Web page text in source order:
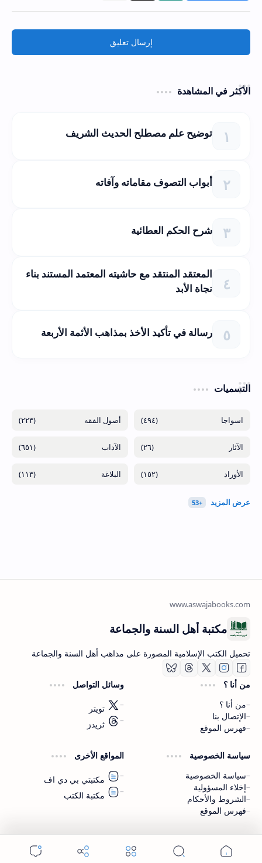
إرسال تعليق
الأكثر في المشاهدة
توضيح علم مصطلح الحديث الشريف
أبواب التصوف مقاماته وآفاته
شرح الحكم العطائية
المعتقد المنتقد مع حاشيته المعتمد المستند بناء
نجاة الأبد
رسالة في تأكيد الأخذ بمذاهب الأئمة الأربعة
التسميات
(٤٩٤) (٢٢٣)
(٢٦) (٦٥١)
(١٥٢) (١١٣)
اشترك الآن
اشترك في قناتنا على تليجرام
مكتبة أهل السنة والجماعة
تحميل الكتب الإسلامية المصورة على مذاهب أهل السنة والجماعة
من أنا ؟
من أنا ؟
الإتصال بنا
فهرس الموقع
وسائل التواصل
تويتر
ثريدز
سياسة الخصوصية
سياسة الخصوصية
إخلاء المسؤولية
الشروط والأحكام
فهرس الموقع
المواقع الأخرى
مكتبتي بي دي اف
مكتبة الكتب